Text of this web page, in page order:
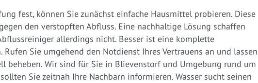
fest, können Sie zunächst einfache Hausmittel probieren. Diese
den verstopften Abfluss. Eine nachhaltige Lösung schaffen
allerdings nicht. Besser ist eine komplette
Sie umgehend den Notdienst Ihres Vertrauens an und lassen
beheben. Wir sind für Sie in Blievenstorf und Umgebung rund um
Sie zeitnah Ihre Nachbarn informieren. Wasser sucht seinen